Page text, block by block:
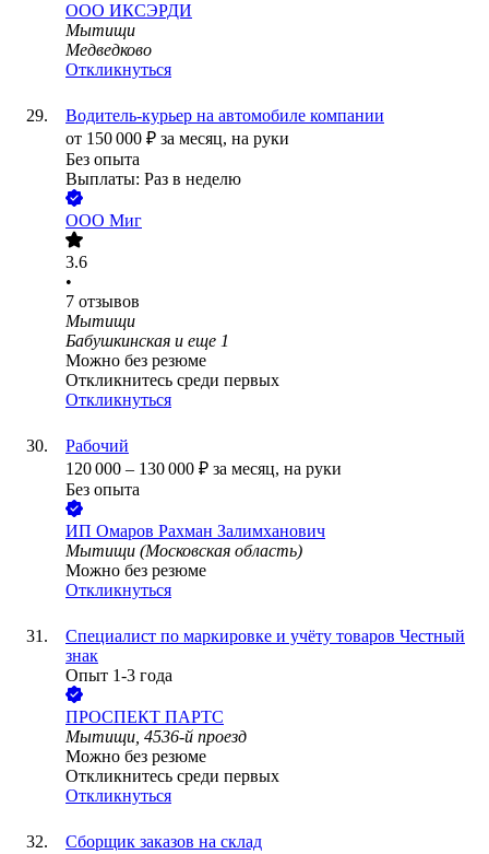
ООО ИКСЭРДИ
Мытищи
Медведково
Откликнуться
Водитель-курьер на автомобиле компании
от 150 000 ₽ за месяц, на руки
Без опыта
Выплаты: Раз в неделю
ООО Миг
3.6
•
7 отзывов
Мытищи
Бабушкинская и еще 1
Можно без резюме
Откликнитесь среди первых
Откликнуться
Рабочий
120 000 – 130 000 ₽ за месяц, на руки
Без опыта
ИП Омаров Рахман Залимханович
Мытищи (Московская область)
Можно без резюме
Откликнуться
Специалист по маркировке и учёту товаров Честный
знак
Опыт 1-3 года
ПРОСПЕКТ ПАРТС
Мытищи, 4536-й проезд
Можно без резюме
Откликнитесь среди первых
Откликнуться
Сборщик заказов на склад